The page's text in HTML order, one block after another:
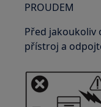
PROUDEM
Před jakoukoliv
přístroj a